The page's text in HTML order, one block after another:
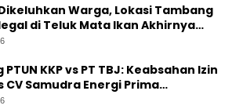
Warga, Lokasi Tambang
di Teluk Mata Ikan Akhirnya
PTUN KKP vs PT TBJ: Keabsahan Izin
CV Samudra Energi Prima